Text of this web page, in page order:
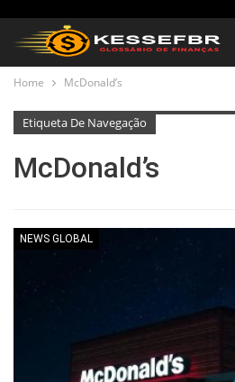
Home McDonald’s
Etiqueta De Navegação
McDonald’s
NEWS GLOBAL